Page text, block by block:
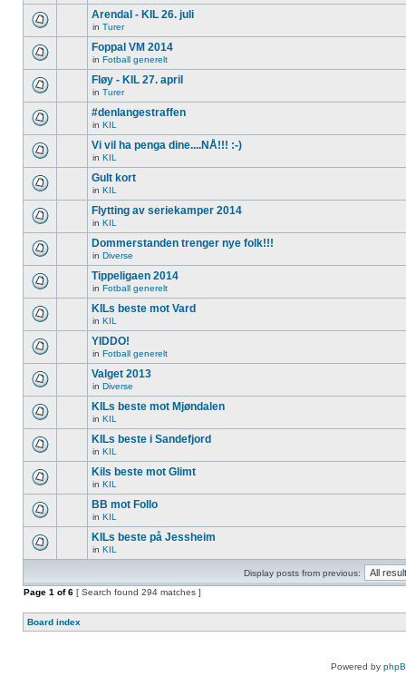
Arendal - KIL 26. juli
in Turer
Foppal VM 2014
in Fotball generelt
Fløy - KIL 27. april
in Turer
#denlangestraffen
in KIL
Vi vil ha penga dine....NÅ!!! :-)
in KIL
Gult kort
in KIL
Flytting av seriekamper 2014
in KIL
Dommerstanden trenger nye folk!!!
in Diverse
Tippeligaen 2014
in Fotball generelt
KILs beste mot Vard
in KIL
YIDDO!
in Fotball generelt
Valget 2013
in Diverse
KILs beste mot Mjøndalen
in KIL
KILs beste i Sandefjord
in KIL
Kils beste mot Glimt
in KIL
BB mot Follo
in KIL
KILs beste på Jessheim
in KIL
Display posts from previous:
Page 1 of6 [ Search found 294 matches ]
Board index
Powered by